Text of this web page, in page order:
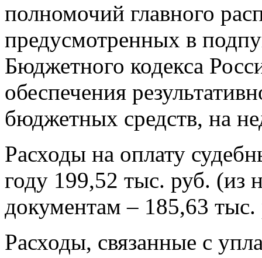
полномочий главного
предусмотренных в
Бюджетного кодекса
обеспечения
бюджетных средств, на
Расходы на оплату
году 199,52 тыс. руб. (из
документам – 185,63 тыс.
Расходы, связанные с